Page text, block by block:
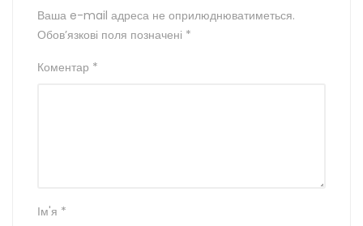
Ваша e-mail адреса не оприлюднюватиметься.
Обов’язкові поля позначені *
Коментар *
Ім'я *